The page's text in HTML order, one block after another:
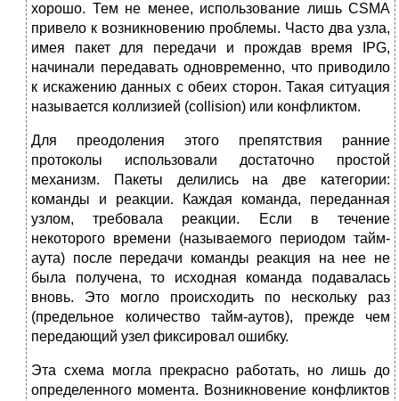
хорошо. Тем не менее, использование лишь CSMA
привело к возникновению проблемы. Часто два узла,
имея пакет для передачи и прождав время IPG,
начинали передавать одновременно, что приводило
к искажению данных с обеих сторон. Такая ситуация
называется коллизией (collision) или конфликтом.
Для преодоления этого препятствия ранние
протоколы использовали достаточно простой
механизм. Пакеты делились на две категории:
команды и реакции. Каждая команда, переданная
узлом, требовала реакции. Если в течение
некоторого времени (называемого периодом тайм-
аута) после передачи команды реакция на нее не
была получена, то исходная команда подавалась
вновь. Это могло происходить по нескольку раз
(предельное количество тайм-аутов), прежде чем
передающий узел фиксировал ошибку.
Эта схема могла прекрасно работать, но лишь до
определенного момента. Возникновение конфликтов